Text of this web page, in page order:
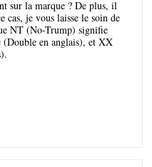
sur la marque ? De plus, il
cas, je vous laisse le soin de
NT (No-Trump) signifie
en anglais), et XX